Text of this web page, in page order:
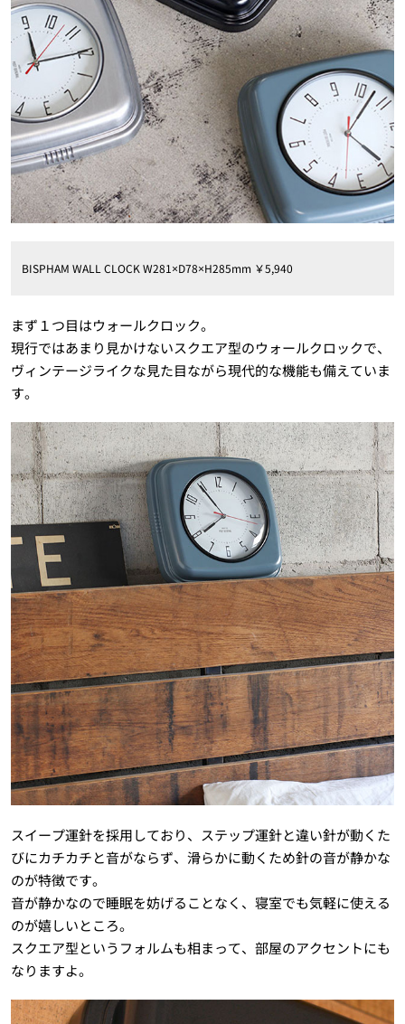
BISPHAM WALL CLOCK W281×D78×H285mm ￥5,940
まず１つ目はウォールクロック。
現行ではあまり見かけないスクエア型のウォールクロックで、
ヴィンテージライクな見た目ながら現代的な機能も備えていま
す。
スイープ運針を採用しており、ステップ運針と違い針が動くた
びにカチカチと音がならず、滑らかに動くため針の音が静かな
のが特徴です。
音が静かなので睡眠を妨げることなく、寝室でも気軽に使える
のが嬉しいところ。
スクエア型というフォルムも相まって、部屋のアクセントにも
なりますよ。